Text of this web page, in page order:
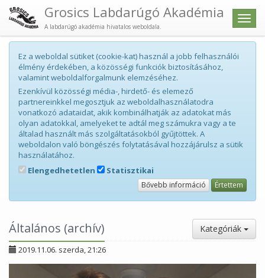
Menü
Grosics Labdarúgó Akadémia
A labdarúgó akadémia hivatalos weboldala.
Ez a weboldal sütiket (cookie-kat) használ a jobb felhasználói
élmény érdekében, a közösségi funkciók biztosításához,
valamint weboldalforgalmunk elemzéséhez.
Ezenkívül közösségi média-, hirdető- és elemező
partnereinkkel megosztjuk az weboldalhasználatodra
vonatkozó adataidat, akik kombinálhatják az adatokat más
olyan adatokkal, amelyeket te adtál meg számukra vagy a te
általad használt más szolgáltatásokból gyűjtöttek. A
weboldalon való böngészés folytatásával hozzájárulsz a sütik
használatához.
Elengedhetetlen
Statisztikai
Bővebb információ Értettem
Általános (archív) Kategóriák
2019.11.06. szerda, 21:26